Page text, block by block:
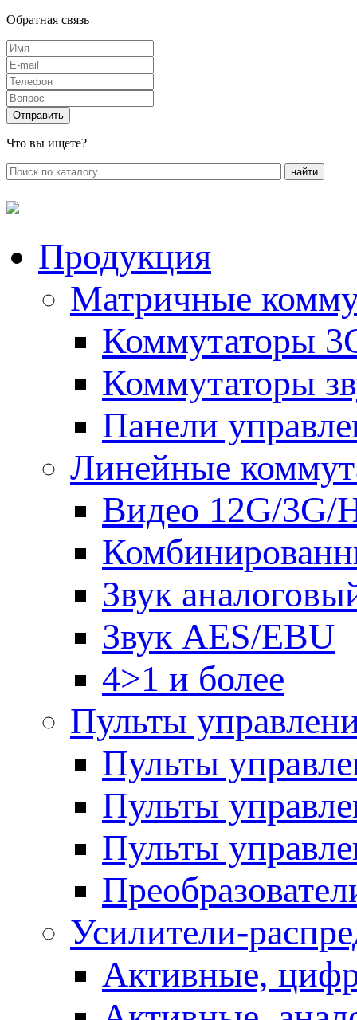
Обратная связь
Что вы ищете?
Продукция
Матричные
Коммутаторы
Коммутаторы
Панели
Линейные
Видео 12G/3G/
Звук
Звук AES/EBU
4>1 и более
Пульты
Пульты
Пульты
Пульты
Усилители-
Активные,